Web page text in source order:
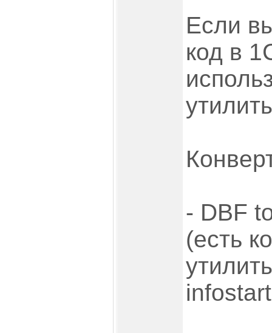
Если
код в
- DBF
(есть